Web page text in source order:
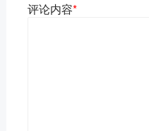
评论内容*